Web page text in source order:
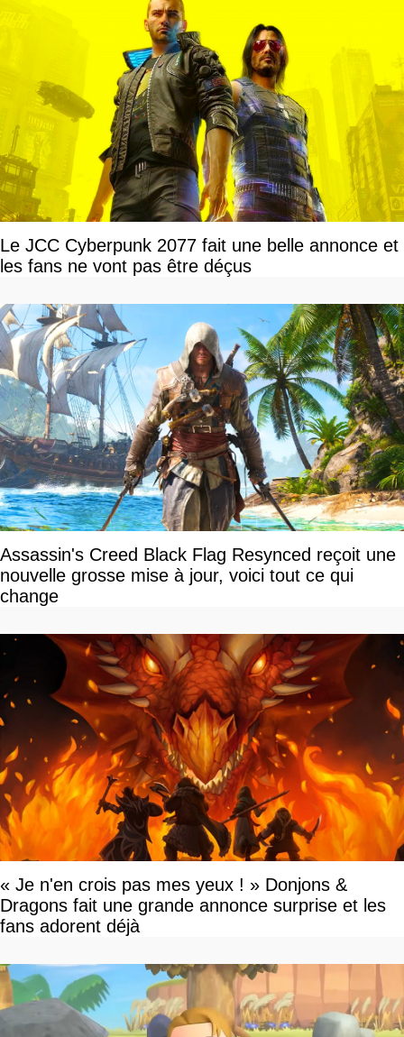
Le JCC Cyberpunk 2077 fait une belle annonce et
les fans ne vont pas être déçus
Assassin's Creed Black Flag Resynced reçoit une
nouvelle grosse mise à jour, voici tout ce qui
change
« Je n'en crois pas mes yeux ! » Donjons &
Dragons fait une grande annonce surprise et les
fans adorent déjà